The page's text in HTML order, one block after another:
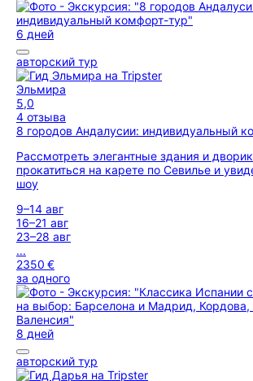
6 дней
авторский тур
Эльмира
5,0
4 отзыва
8 городов Андалусии: индивидуальный
Рассмотреть элегантные здания и
прокатиться на карете по Севилье и
шоу
9–14 авг
16–21 авг
23–28 авг
...
2350 €
за одного
8 дней
авторский тур